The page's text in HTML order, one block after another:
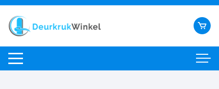
Ga
naar
inhoud